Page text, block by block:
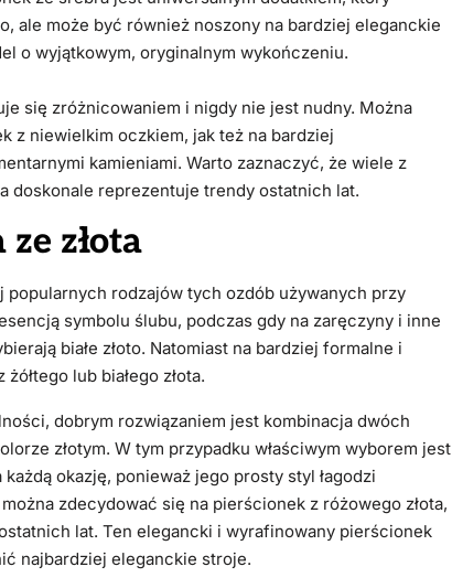
ale może być również noszony na bardziej eleganckie
model o wyjątkowym, oryginalnym wykończeniu.
i nigdy nie jest nudny. Można
z niewielkim oczkiem, jak też na bardziej
kamieniami. Warto zaznaczyć, że wiele z
reprezentuje trendy ostatnich lat.
złota
popularnych rodzajów tych ozdób używanych przy
symbolu ślubu, podczas gdy na zaręczyny i inne
białe złoto. Natomiast na bardziej formalne i
lub białego złota.
dobrym rozwiązaniem jest kombinacja dwóch
złotym. W tym przypadku właściwym wyborem jest
okazję, ponieważ jego prosty styl łagodzi
zdecydować się na pierścionek z różowego złota,
lat. Ten elegancki i wyrafinowany pierścionek
najbardziej eleganckie stroje.